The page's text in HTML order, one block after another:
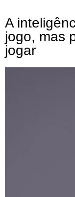
A
jogo, mas
jogar